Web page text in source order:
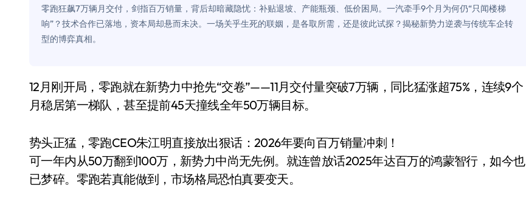
Windows 11家庭版和专业版，选错真的会后悔吗？
轻到忽略不计 大疆Mini 2S内录实测，值不值得冲？
对不起胖东来，我先不学了——永辉的“休克疗法”宣告暂停
国际首次！中国钙钛矿探测器太空“开箱”，一边探测射线一边光伏发电
小米涨价！K90跳上3099，小米17标准版逼近4800
零跑狂飙7万辆月交付，剑指百万销量，背后却暗藏隐忧：补贴退坡、产能瓶颈、低价困局。一汽牵手9个月为何仍“只闻楼梯
响”？技术合作已落地，资本局却悬而未决。一场关乎生死的联姻，是各取所需，还是彼此试探？揭秘新势力逆袭与传统车企转
型的博弈真相。
12月刚开局，零跑就在新势力中抢先“交卷”——11月交付量突破7万辆，同比猛涨超75%，连续9个
月稳居第一梯队，甚至提前45天撞线全年50万辆目标。
势头正猛，零跑CEO朱江明直接放出狠话：2026年要向百万销量冲刺！
可一年内从50万翻到100万，新势力中尚无先例。就连曾放话2025年达百万的鸿蒙智行，如今也
已梦碎。零跑若真能做到，市场格局恐怕真要变天。